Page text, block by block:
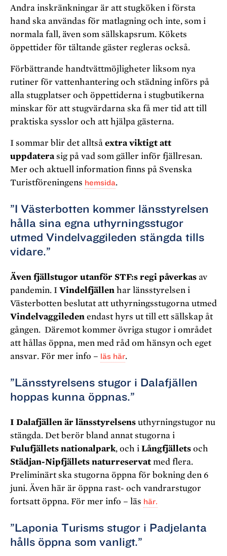
Andra inskränkningar är att stugköken i första
hand ska användas för matlagning och inte, som i
normala fall, även som sällskapsrum. Kökets
öppettider för tältande gäster regleras också.
Förbättrande handtvättmöjligheter liksom nya
rutiner för vattenhantering och städning införs på
alla stugplatser och öppettiderna i stugbutikerna
minskar för att stugvärdarna ska få mer tid att till
praktiska sysslor och att hjälpa gästerna.
I sommar blir det alltså extra viktigt att
uppdaterasig på vad som gäller inför fjällresan.
Mer och aktuell information finns på Svenska
Turistföreningens hemsida.
”I Västerbotten kommer länsstyrelsen
hålla sina egna uthyrningsstugor
utmed Vindelvaggileden stängda tills
vidare.”
Även fjällstugor utanför STF:s regi påverkas av
pandemin. I Vindelfjällen har länsstyrelsen i
Västerbotten beslutat att uthyrningsstugorna utmed
Vindelvaggileden endast hyrs ut till ett sällskap åt
gången. Däremot kommer övriga stugor i området
att hållas öppna, men med råd om hänsyn och eget
ansvar. För mer info – läs här.
”Länsstyrelsens stugor i Dalafjällen
hoppas kunna öppnas.”
I Dalafjällen är länsstyrelsens uthyrningstugor nu
stängda. Det berör bland annat stugorna i
Fulufjällets nationalpark, och i Långfjällets och
Städjan-Nipfjällets naturreservat med flera.
Preliminärt ska stugorna öppna för bokning den 6
juni. Även här är öppna rast- och vandrarstugor
fortsatt öppna. För mer info – läs här.
”Laponia Turisms stugor i Padjelanta
hålls öppna som vanligt.”